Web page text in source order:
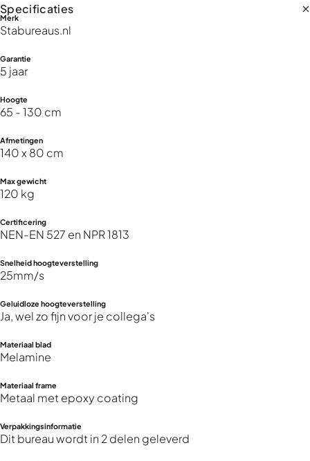
Specificaties
Merk
Stabureaus.nl
Garantie
5 jaar
Hoogte
65 - 130 cm
Afmetingen
140 x 80 cm
Max gewicht
120 kg
Certificering
NEN-EN 527 en NPR 1813
Snelheid hoogteverstelling
25mm/s
Geluidloze hoogteverstelling
Ja, wel zo fijn voor je collega's
Materiaal blad
Melamine
Materiaal frame
Metaal met epoxy coating
Verpakkingsinformatie
Dit bureau wordt in 2 delen geleverd